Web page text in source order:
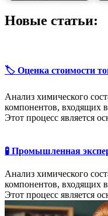
Новые статьи:
🏷️ Оценка стоимости
Анализ химического
компонентов, входящих
Этот процесс является
🧪 Промышленная
Анализ химического
компонентов, входящих
Этот процесс является